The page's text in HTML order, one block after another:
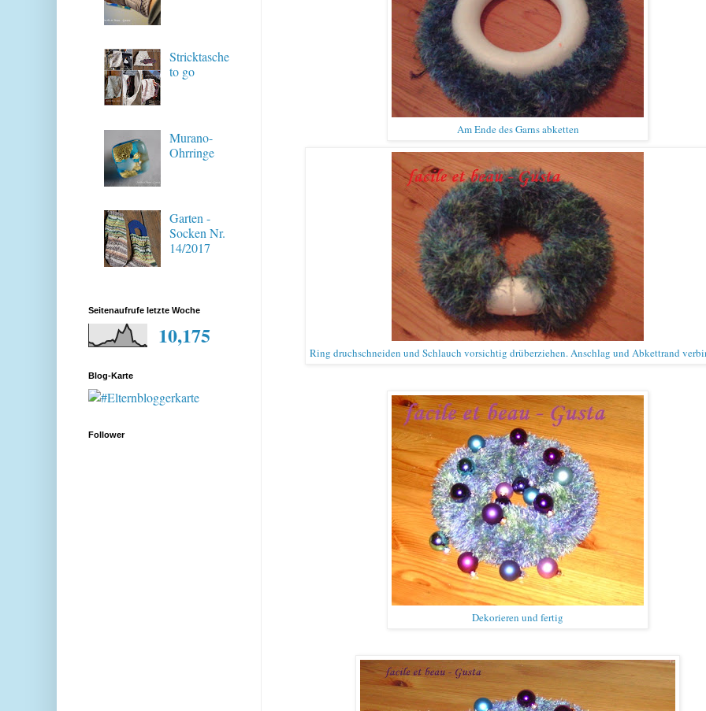
Am Ende des Garnsabketten
Ring druchschneiden und Schlauch vorsichtig drüberziehen. Anschlag und Abkettrand
Dekorieren und fertig
Stricktasche
to go
Murano-
Ohrringe
Garten -
Socken Nr.
14/2017
Seitenaufrufe letzte Woche
10,175
Blog-Karte
Follower